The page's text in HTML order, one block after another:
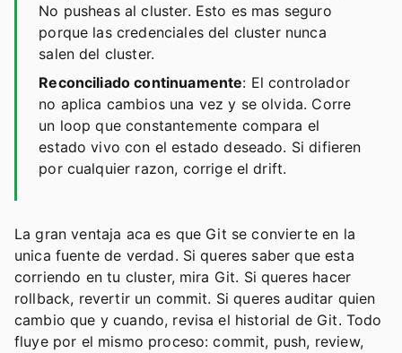
No pusheas al cluster. Esto es mas seguro
porque las credenciales del cluster nunca
salen del cluster.
Reconciliado continuamente: El controlador
no aplica cambios una vez y se olvida. Corre
un loop que constantemente compara el
estado vivo con el estado deseado. Si difieren
por cualquier razon, corrige el drift.
La gran ventaja aca es que Git se convierte en la
unica fuente de verdad. Si queres saber que esta
corriendo en tu cluster, mira Git. Si queres hacer
rollback, revertir un commit. Si queres auditar quien
cambio que y cuando, revisa el historial de Git. Todo
fluye por el mismo proceso: commit, push, review,